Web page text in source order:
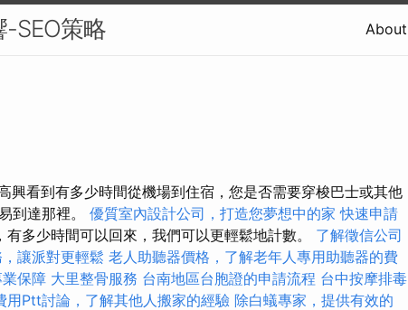
SEO策略 About
興看到有多少時間從機場到住宿，您是否需要穿梭巴士或其他
到達那裡。 優質室內設計公司，打造您夢想中的家 快速申請
有多少時間可以回來，我們可以更輕鬆地計數。 了解徵信公司
讓派對更輕鬆 老人助聽器價格，了解老年人專用助聽器的費
保障 大里整骨服務 台南地區台胞證的申請流程 台中按摩排毒
用Ptt討論，了解其他人搬家的經驗 除白蟻專家，提供有效的